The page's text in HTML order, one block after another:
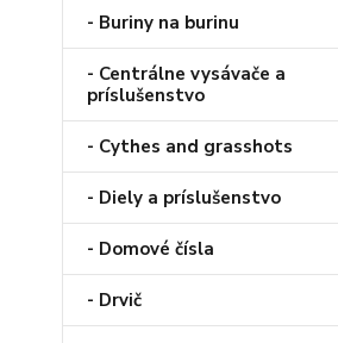
- Buriny na burinu
- Centrálne vysávače a
príslušenstvo
- Cythes and grasshots
- Diely a príslušenstvo
- Domové čísla
- Drvič